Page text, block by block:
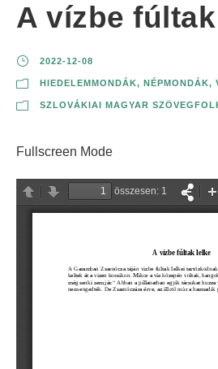
A vízbe
2022-12-08
HIEDELEMMONDÁK, NÉPMONDÁK,
SZLOVÁKIAI MAGYAR
Fullscreen Mode